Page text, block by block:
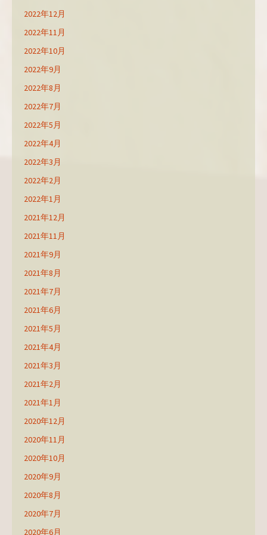
2022年12月
2022年11月
2022年10月
2022年9月
2022年8月
2022年7月
2022年5月
2022年4月
2022年3月
2022年2月
2022年1月
2021年12月
2021年11月
2021年9月
2021年8月
2021年7月
2021年6月
2021年5月
2021年4月
2021年3月
2021年2月
2021年1月
2020年12月
2020年11月
2020年10月
2020年9月
2020年8月
2020年7月
2020年6月